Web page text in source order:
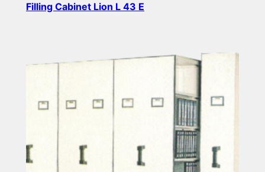
Filling Cabinet Lion L 43 E